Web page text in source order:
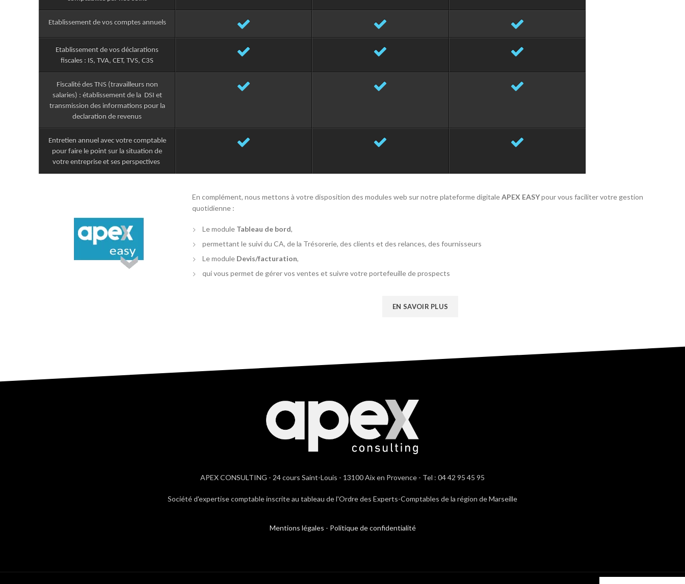
Etablissement de vos comptes annuels
Etablissement de vos déclarations
fiscales : IS, TVA, CET, TVS, C3S
Fiscalité des TNS (travailleurs non
salaries) : établissement de la DSI et
transmission des informations pour la
declaration de revenus
Entretien annuel avec votre comptable
pour faire le point sur la situation de
votre entreprise et ses perspectives
En complément, nous mettons à votre disposition des modules web sur notre plateforme digitaleAPEX EASYpour vous faciliter votre gestion
quotidienne :
Le module Tableau de bord,
permettant le suivi du CA, de la Trésorerie, des clients et des relances, des fournisseurs
Le module Devis/facturation,
qui vous permet de gérer vos ventes et suivre votre portefeuille de prospects
EN SAVOIR PLUS
APEX CONSULTING - 24 cours Saint-Louis - 13100 Aix en Provence - Tel : 04 42 95 45 95
Société d'expertise comptable inscrite au tableau de l'Ordre des Experts-Comptables de la région de Marseille
Mentions légales - Politique de confidentialité